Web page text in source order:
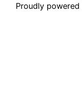
Proudly powered